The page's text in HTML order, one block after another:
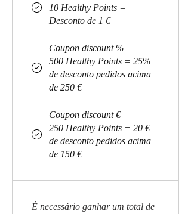
10 Healthy Points =
Desconto de 1 €
Coupon discount %
500 Healthy Points = 25%
de desconto pedidos acima
de 250 €
Coupon discount €
250 Healthy Points = 20 €
de desconto pedidos acima
de 150 €
É necessário ganhar um total de